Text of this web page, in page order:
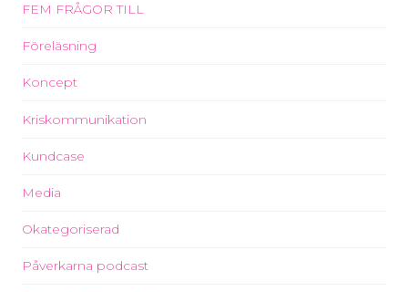
FEM FRÅGOR TILL
Föreläsning
Koncept
Kriskommunikation
Kundcase
Media
Okategoriserad
Påverkarna podcast